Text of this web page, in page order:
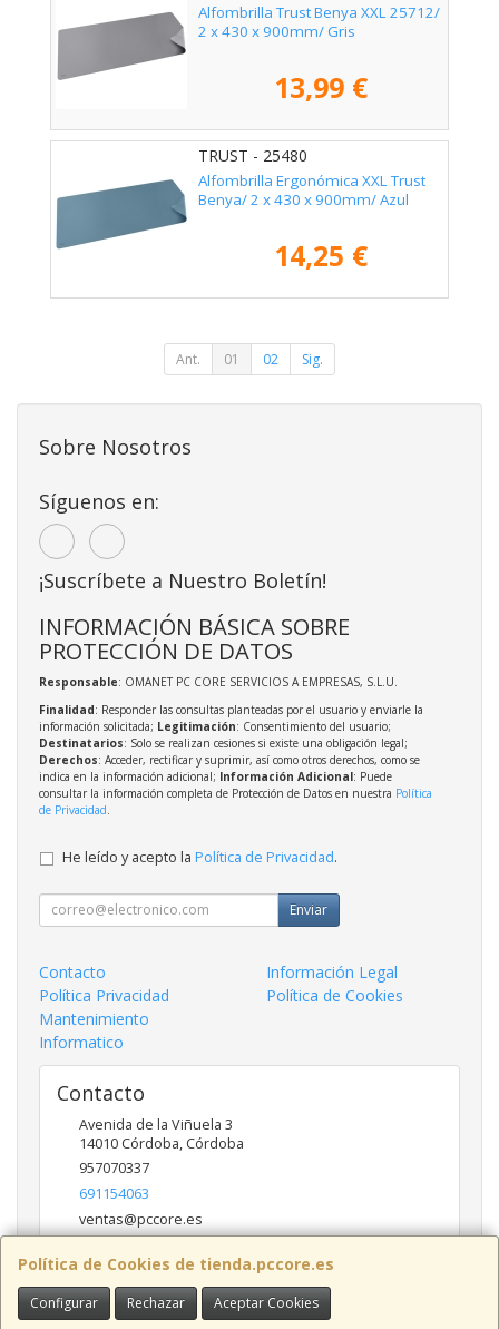
Alfombrilla Trust Benya XXL 25712/
2 x 430 x 900mm/ Gris
13,99 €
TRUST - 25480
Alfombrilla Ergonómica XXL Trust
Benya/ 2 x 430 x 900mm/ Azul
14,25 €
Ant. 01 02 Sig.
Política de Cookies de tienda.pccore.es
Configurar Rechazar Aceptar Cookies
Sobre Nosotros
Síguenos en:
¡Suscríbete a Nuestro Boletín!
INFORMACIÓN BÁSICA SOBRE
PROTECCIÓN DE DATOS
Responsable: OMANET PC CORE SERVICIOS A EMPRESAS, S.L.U.
Finalidad: Responder las consultas planteadas por el usuario y enviarle la
información solicitada; Legitimación: Consentimiento del usuario;
Destinatarios: Solo se realizan cesiones si existe una obligación legal;
Derechos: Acceder, rectificar y suprimir, así como otros derechos, como se
indica en la información adicional; Información Adicional: Puede
consultar la información completa de Protección de Datos en nuestra Política
de Privacidad
He leído y acepto la Política de Privacidad.
Enviar
Contacto
Información Legal
Política Privacidad
Política de Cookies
Mantenimiento
Informatico
Contacto
Avenida de la Viñuela 3
14010 Córdoba, Córdoba
957070337
691154063
ventas@pccore.es
Horario
10-13:30